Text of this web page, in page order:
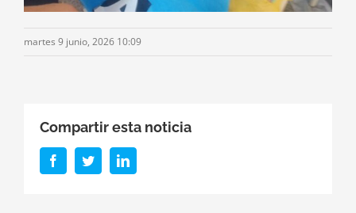
martes 9 junio, 2026 10:09
Compartir esta noticia
FacebookTwitterLinkedIn